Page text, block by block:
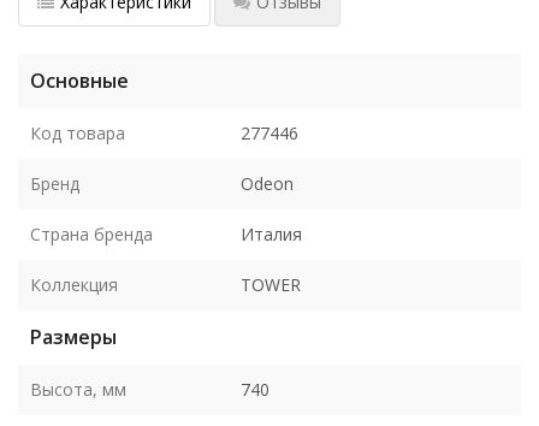
Основные
Код товара 277446
Бренд Odeon
Страна бренда Италия
Коллекция TOWER
Размеры
Высота, мм 740